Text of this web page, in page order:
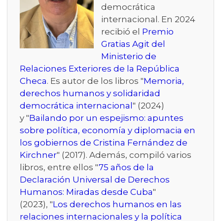
democrática
internacional. En 2024
recibió el Premio
Gratias Agit del
Ministerio de
Relaciones Exteriores de la República
Checa. Es autor de los libros "Memoria,
derechos humanos y solidaridad
democrática internacional " (2024)
y "Bailando por un espejismo: apuntes
sobre política, economía y diplomacia en
los gobiernos de Cristina Fernández de
Kirchner" (2017). Además, compiló varios
libros, entre ellos "75 años de la
Declaración Universal de Derechos
Humanos: Miradas desde Cuba"
(2023), "Los derechos humanos en las
relaciones internacionales y la política